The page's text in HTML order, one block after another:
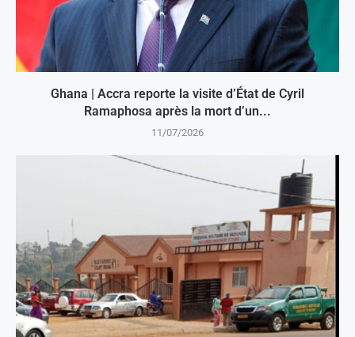
Ghana | Accra reporte la visite d’État de Cyril
Ramaphosa après la mort d’un...
11/07/2026